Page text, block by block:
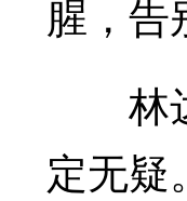
腥，告
林达
定无疑